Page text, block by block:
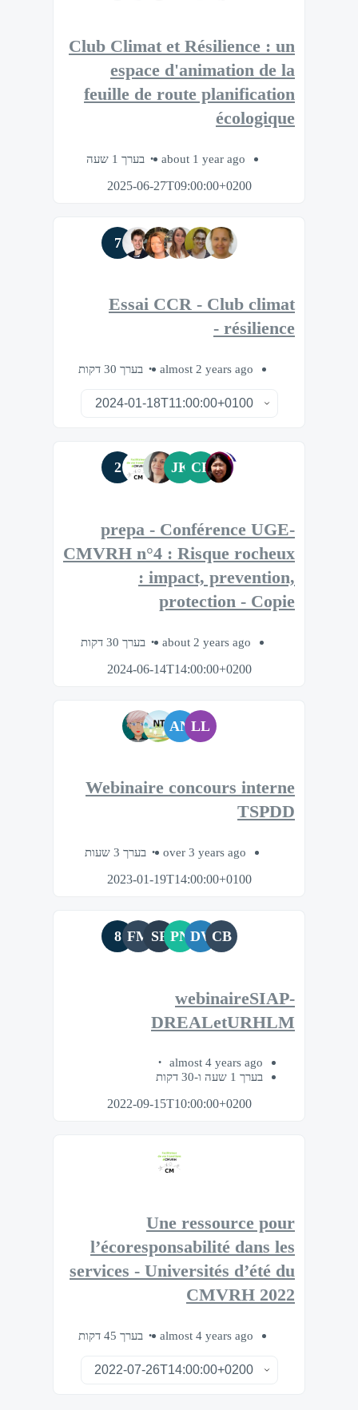
Club Climat et Résilience : un
espace d'animation de la
feuille de route planification
écologique
about 1 year ago
בערך 1 שעה
2025-06-27T09:00:00+0200
7
Essai CCR - Club climat
résilience -
almost 2 years ago בערך 30 דקות
CP
JK
2
prepa - Conférence UGE-
CMVRH n°4 : Risque rocheux
: impact, prevention,
protection - Copie
about 2 years ago
בערך 30 דקות
2024-06-14T14:00:00+0200
LL
AN
Webinaire concours interne
TSPDD
over 3 years ago
בערך 3 שעות
2023-01-19T14:00:00+0100
CB
DV
PN
SF
FM
8
webinaireSIAP-
DREALetURHLM
almost 4 years ago
בערך 1 שעה ו-30 דקות
2022-09-15T10:00:00+0200
Une ressource pour
l’écoresponsabilité dans les
services - Universités d’été du
CMVRH 2022
almost 4 years ago בערך 45 דקות